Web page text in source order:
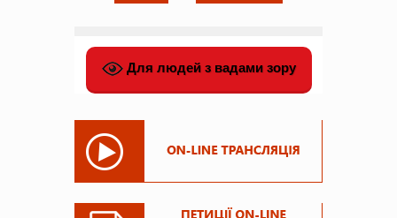
Для людей з вадами зору